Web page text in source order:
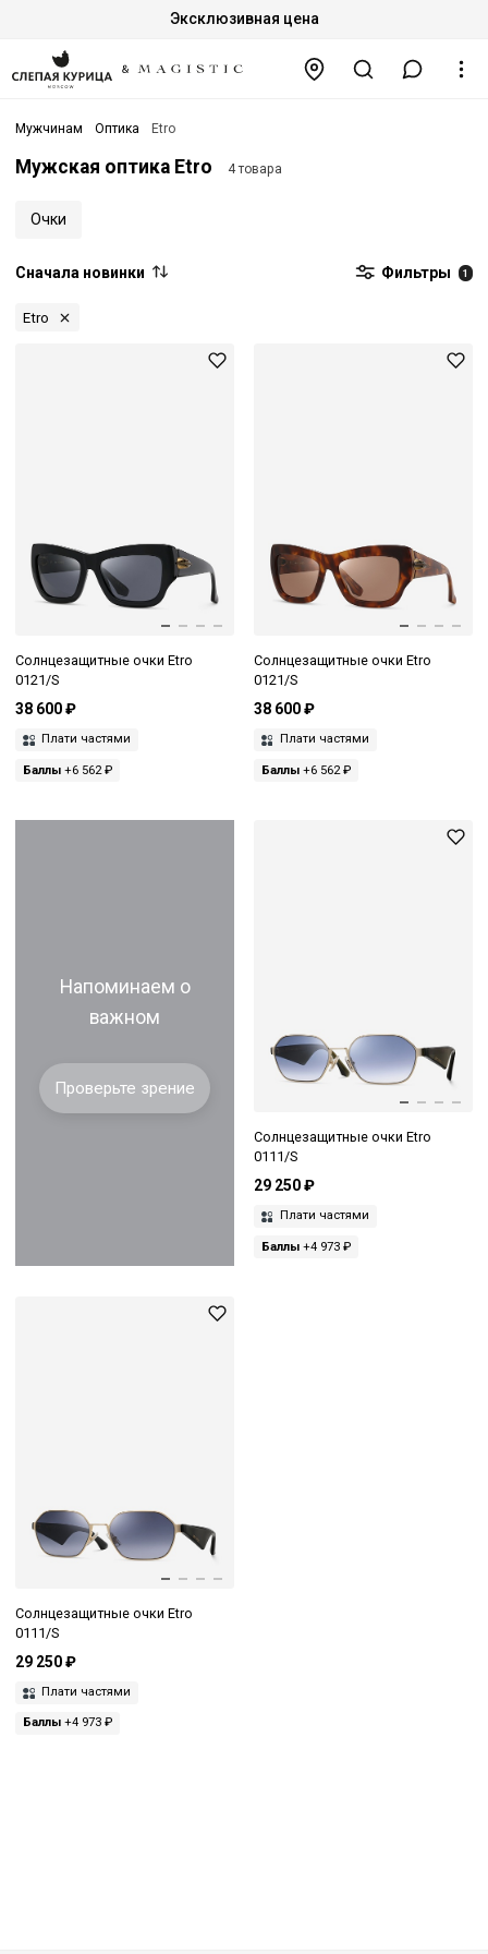
Эксклюзивная цена
Мужчинам Оптика Etro
Мужская оптика Etro 4 товара
Очки
Сначала новинки Фильтры 1
Etro
Солнцезащитные очки Etro
0121/S
38 600 ₽
Плати частями
Баллы +6 562 ₽
Солнцезащитные очки Etro
0121/S
38 600 ₽
Плати частями
Баллы+6 562 ₽
Напоминаем о
важном
Проверьте зрение
Солнцезащитные очки Etro
0111/S
29 250 ₽
Плати частями
Баллы+4 973 ₽
Солнцезащитные очки Etro
0111/S
29 250 ₽
Плати частями
Баллы +4 973 ₽